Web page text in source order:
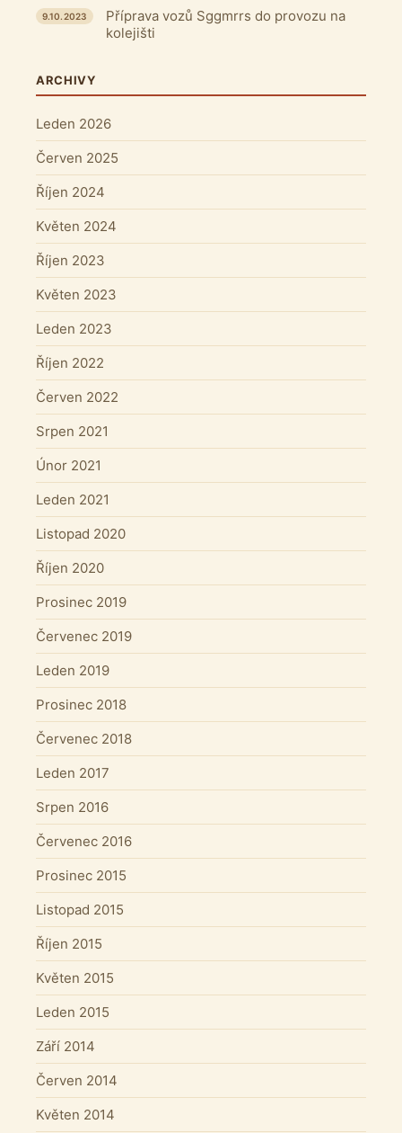
Příprava vozů Sggmrrs do provozu na
kolejišti
9.10.2023
ARCHIVY
Leden 2026
Červen 2025
Říjen 2024
Květen 2024
Říjen 2023
Květen 2023
Leden 2023
Říjen 2022
Červen 2022
Srpen 2021
Únor 2021
Leden 2021
Listopad 2020
Říjen 2020
Prosinec 2019
Červenec 2019
Leden 2019
Prosinec 2018
Červenec 2018
Leden 2017
Srpen 2016
Červenec 2016
Prosinec 2015
Listopad 2015
Říjen 2015
Květen 2015
Leden 2015
Září 2014
Červen 2014
Květen 2014